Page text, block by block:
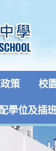
策 校
學位及插